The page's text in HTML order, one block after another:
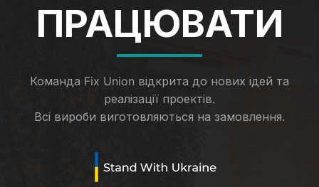
ПРАЦЮВАТИ
Команда Fix Union відкрита до нових ідей та
реалізації проектів.
Всі вироби виготовляються на замовлення.